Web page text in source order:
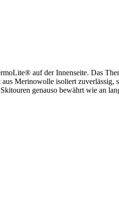
auf der Innenseite. Das
Merinowolle isoliert zuverlässig,
genauso bewährt wie an